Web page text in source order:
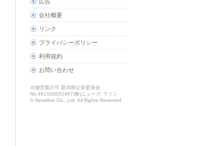
広告
会社概要
リンク
プライバシーポリシー
利用規約
お問い合わせ
古物営業許可 新潟県公安委員会
No.461020002467(株)ニューズ･ライン
© Newsline Co., Ltd. All Rights Reserved.